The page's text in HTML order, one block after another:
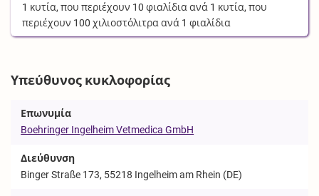
1 κυτία, που περιέχουν 10 φιαλίδια ανά 1 κυτία, που
περιέχουν 100 χιλιοστόλιτρα ανά 1 φιαλίδια
Υπεύθυνος κυκλοφορίας
Επωνυμία
Boehringer Ingelheim Vetmedica GmbH
Διεύθυνση
Binger Straße 173, 55218 Ingelheim am Rhein (DE)